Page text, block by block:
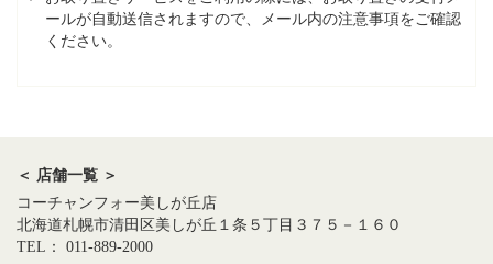
ールが自動送信されますので、メール内の注意事項をご確認
ください。
＜ 店舗一覧 ＞
コーチャンフォー美しが丘店
北海道札幌市清田区美しが丘１条５丁目３７５－１６０
TEL： 011-889-2000